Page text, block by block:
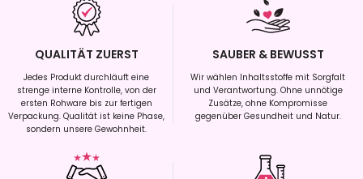
QUALITÄT ZUERST
Jedes Produkt durchläuft eine
strenge interne Kontrolle, von der
ersten Rohware bis zur fertigen
Verpackung. Qualität ist keine Phase,
sondern unsere Gewohnheit.
SAUBER & BEWUSST
Wir wählen Inhaltsstoffe mit Sorgfalt
und Verantwortung. Ohne unnötige
Zusätze, ohne Kompromisse
gegenüber Gesundheit und Natur.